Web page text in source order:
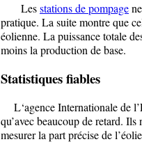
Lesstations de pompage
pratique. La suite montre que
éolienne. La puissance totale
moins la production de base.
Statistiques fiables
L‘agence Internationale de
qu’avec beaucoup de retard.
mesurer la part précise de